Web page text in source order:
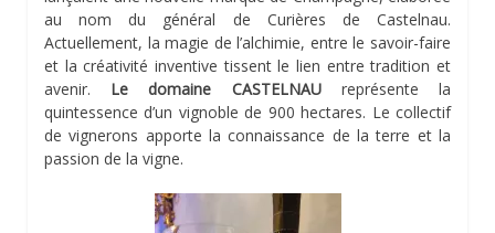
au nom du général de Curières de Castelnau.
Actuellement, la magie de l’alchimie, entre le savoir-faire
et la créativité inventive tissent le lien entre tradition et
avenir. Le domaine CASTELNAUreprésente la
quintessence d’un vignoble de 900 hectares. Le collectif
de vignerons apporte la connaissance de la terre et la
passion de la vigne.